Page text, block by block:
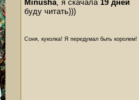
Minusha, я скачала 19 дней
буду читать)))
Соня, куколка! Я передумал быть